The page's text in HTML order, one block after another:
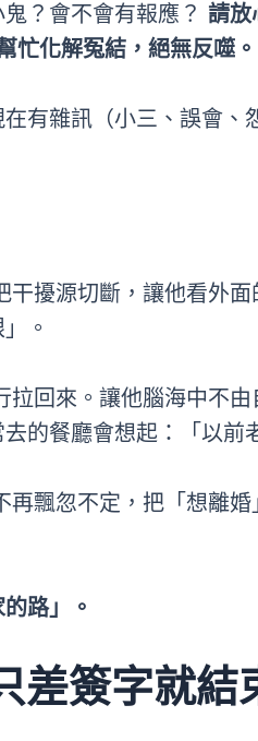
？會不會有報應？ 請放
忙化解冤結，絕無反噬。
有雜訊（小三、誤會、
干擾源切斷，讓他看外
。
拉回來。讓他腦海中不由
的餐廳會想起：「以前
再飄忽不定，把「想離
路」。
差簽字就結